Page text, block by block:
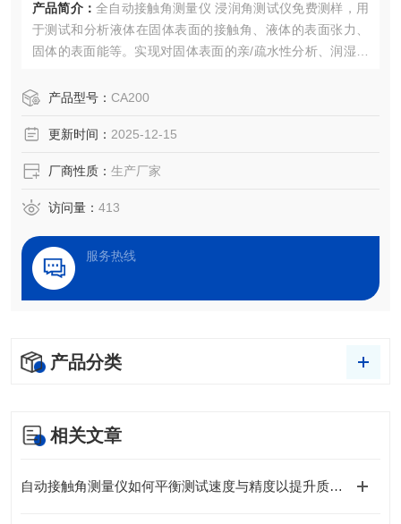
产品简介： 全自动接触角测量仪 浸润角测试仪免费测样，用
于测试和分析液体在固体表面的接触角、液体的表面张力、
固体的表面能等。实现对固体表面的亲/疏水性分析、润湿性
附、吸收和铺展等过程分析
产品型号： CA200
更新时间： 2025-12-15
厂商性质： 生产厂家
访问量： 413
服务热线
产品分类
相关文章
自动接触角测量仪如何平衡测试速度与精度以提升质检效率